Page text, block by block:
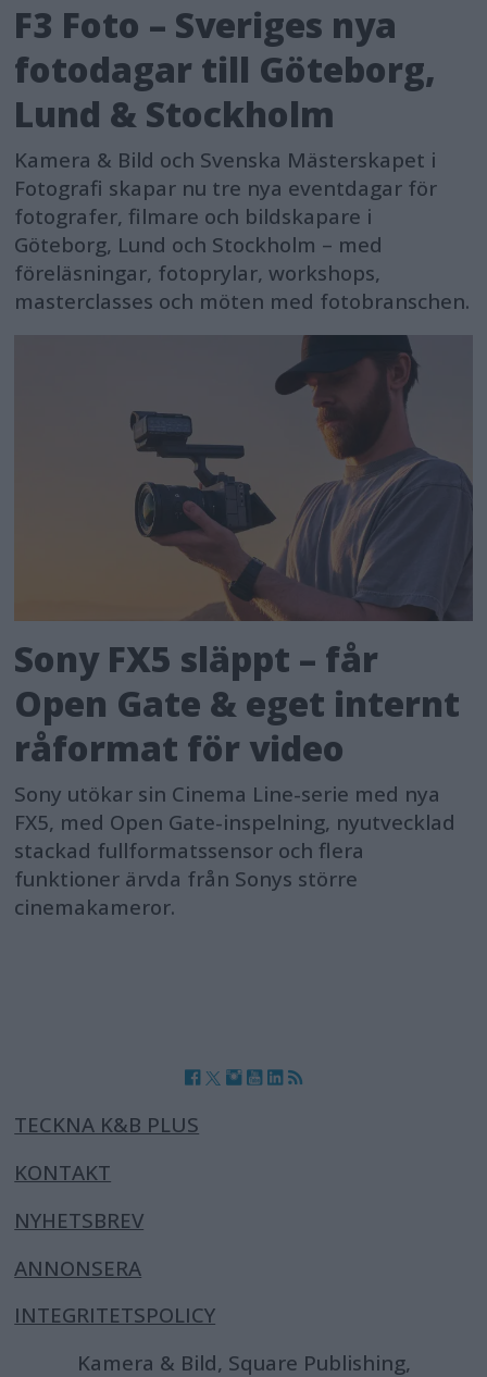
F3 Foto – Sveriges nya
fotodagar till Göteborg,
Lund & Stockholm
Kamera & Bild och Svenska Mästerskapet i
Fotografi skapar nu tre nya eventdagar för
fotografer, filmare och bildskapare i
Göteborg, Lund och Stockholm – med
föreläsningar, fotoprylar, workshops,
masterclasses och möten med fotobranschen.
Sony FX5 släppt – får
Open Gate & eget internt
råformat för video
Sony utökar sin Cinema Line-serie med nya
FX5, med Open Gate-inspelning, nyutvecklad
stackad fullformatssensor och flera
funktioner ärvda från Sonys större
cinemakameror.
TECKNA K&B PLUS
KONTAKT
NYHETSBREV
ANNONSERA
INTEGRITETSPOLICY
Kamera & Bild, Square Publishing,